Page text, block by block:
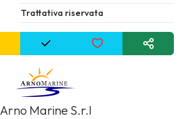
Trattativa riservata
Arno Marine S.r.l